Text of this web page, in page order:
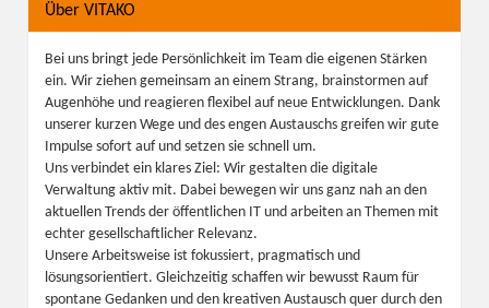
Über VITAKO
Bei uns bringt jede Persönlichkeit im Team die eigenen Stärken
ein. Wir ziehen gemeinsam an einem Strang, brainstormen auf
Augenhöhe und reagieren flexibel auf neue Entwicklungen. Dank
unserer kurzen Wege und des engen Austauschs greifen wir gute
Impulse sofort auf und setzen sie schnell um.
Uns verbindet ein klares Ziel: Wir gestalten die digitale
Verwaltung aktiv mit. Dabei bewegen wir uns ganz nah an den
aktuellen Trends der öffentlichen IT und arbeiten an Themen mit
echter gesellschaftlicher Relevanz.
Unsere Arbeitsweise ist fokussiert, pragmatisch und
lösungsorientiert. Gleichzeitig schaffen wir bewusst Raum für
spontane Gedanken und den kreativen Austausch quer durch den